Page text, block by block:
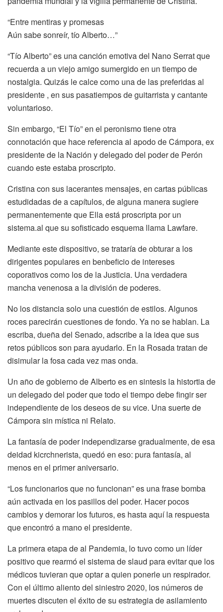
“Entre mentiras y promesas
Aún sabe sonreír, tío Alberto…”
“Tío Alberto” es una canción emotiva del Nano Serrat que
recuerda a un viejo amigo sumergido en un tiempo de
nostalgia. Quizás le calce como una de las preferidas al
presidente , en sus pasatiempos de guitarrista y cantante
voluntarioso.
Sin embargo, “El Tío” en el peronismo tiene otra
connotación que hace referencia al apodo de Cámpora, ex
presidente de la Nación y delegado del poder de Perón
cuando este estaba proscripto.
Cristina con sus lacerantes mensajes, en cartas públicas
estudidadas de a capítulos, de alguna manera sugiere
permanentemente que Ella está proscripta por un
sistema.al que su sofisticado esquema llama Lawfare.
Mediante este dispositivo, se trataría de obturar a los
dirigentes populares en benbeficio de intereses
coporativos como los de la Justicia. Una verdadera
mancha venenosa a la división de poderes.
No los distancia solo una cuestión de estilos. Algunos
roces parecirán cuestiones de fondo. Ya no se hablan. La
escriba, dueña del Senado, adscribe a la idea que sus
retos públicos son para ayudarlo. En la Rosada tratan de
disimular la fosa cada vez mas onda.
Un año de gobierno de Alberto es en sintesis la histortia de
un delegado del poder que todo el tiempo debe fingir ser
independiente de los deseos de su vice. Una suerte de
Cámpora sin mística ni Relato.
La fantasía de poder independizarse gradualmente, de esa
deidad kicrchnerista, quedó en eso: pura fantasía, al
menos en el primer aniversario.
“Los funcionarios que no funcionan” es una frase bomba
aún activada en los pasillos del poder. Hacer pocos
cambios y demorar los futuros, es hasta aquí la respuesta
que encontró a mano el presidente.
La primera etapa de al Pandemia, lo tuvo como un líder
positivo que rearmó el sistema de slaud para evitar que los
médicos tuvieran que optar a quien ponerle un respirador.
Con el último aliento del siniestro 2020, los números de
muertes discuten el éxito de su estrategia de asilamiento